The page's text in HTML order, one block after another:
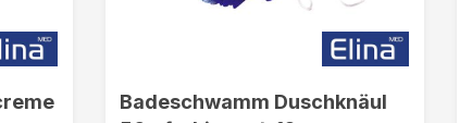
Badeschwamm Duschknäul